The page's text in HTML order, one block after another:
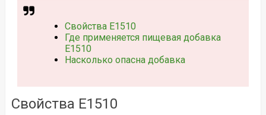
Свойства Е1510
Где применяется пищевая добавка
Е1510
Насколько опасна добавка
Свойства Е1510